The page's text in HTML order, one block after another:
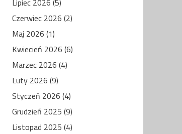
Lipiec 2026 (5)
Czerwiec 2026 (2)
Maj 2026 (1)
Kwiecień 2026 (6)
Marzec 2026 (4)
Luty 2026 (9)
Styczeń 2026 (4)
Grudzień 2025 (9)
Listopad 2025 (4)